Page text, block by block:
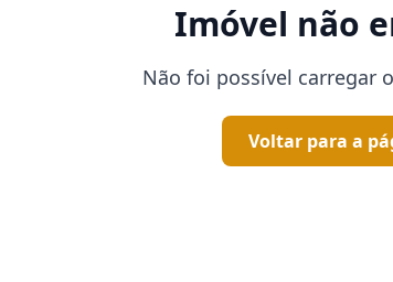
Imóvel não
Não foi possível carregar
Voltar para a